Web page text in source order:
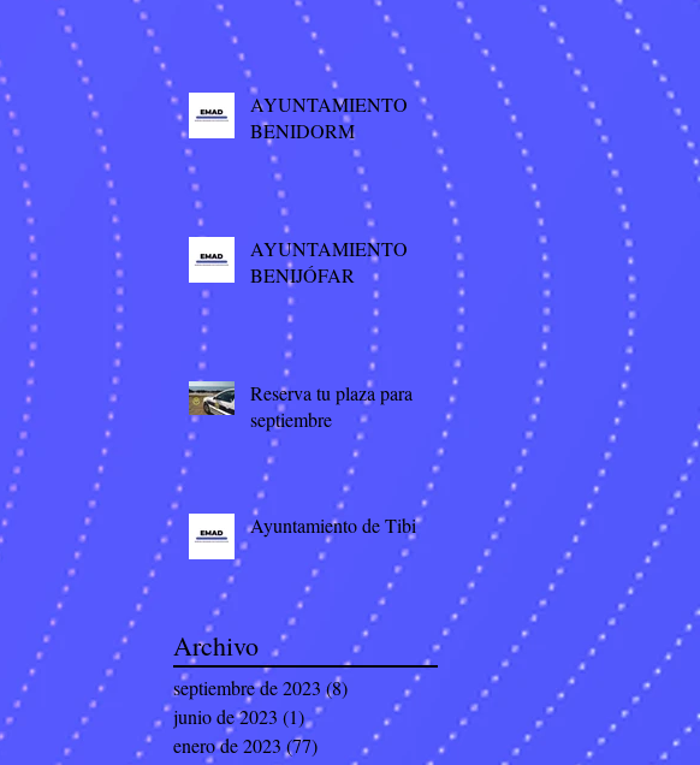
AYUNTAMIENTO
BENIDORM
AYUNTAMIENTO
BENIJÓFAR
Reserva tu plaza para
septiembre
Ayuntamiento de Tibi
Archivo
septiembre de 2023 (8) 8 entradas
junio de 2023 (1)1 entrada
enero de 2023 (77) 77 entradas